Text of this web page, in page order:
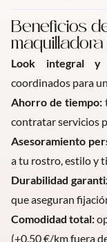
Beneficios
Look integral y
coordinados para
Ahorro de tiempo:
contratar servicios
Asesoramiento
a tu rostro, estilo y
Durabilidad
que aseguran
Comodidad total:
(+0,50 €/km fuera